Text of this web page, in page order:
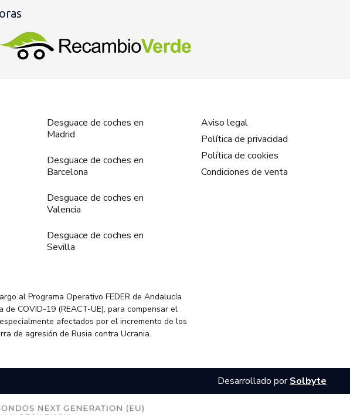
Desguace de coches en
Madrid
Desguace de coches en
Barcelona
Desguace de coches en
Valencia
Desguace de coches en
Sevilla
Aviso legal
Política de privacidad
Política de cookies
Condiciones de venta
al Programa Operativo FEDER de Andalucía
COVID-19 (REACT-UE), para compensar el
afectados por el incremento de los
de agresión de Rusia contra Ucrania.
Desarrollado porSolbyte